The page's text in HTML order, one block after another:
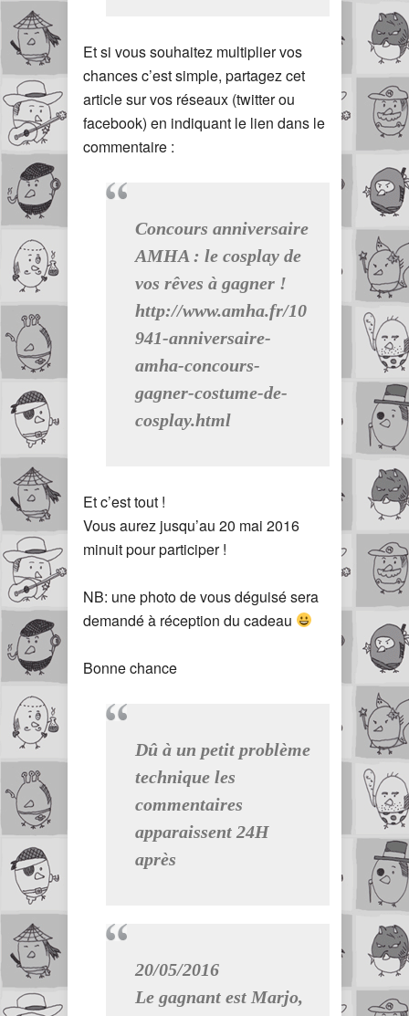
Et si vous souhaitez multiplier vos
chances c’est simple, partagez cet
article sur vos réseaux (twitter ou
facebook) en indiquant le lien dans le
commentaire :
Concours anniversaire
AMHA : le cosplay de
vos rêves à gagner !
http://www.amha.fr/10
941-anniversaire-
amha-concours-
gagner-costume-de-
cosplay.html
Et c’est tout !
Vous aurez jusqu’au 20 mai 2016
minuit pour participer !
NB: une photo de vous déguisé sera
demandé à réception du cadeau
Bonne chance
Dû à un petit problème
technique les
commentaires
apparaissent 24H
après
20/05/2016
Le gagnant est Marjo,